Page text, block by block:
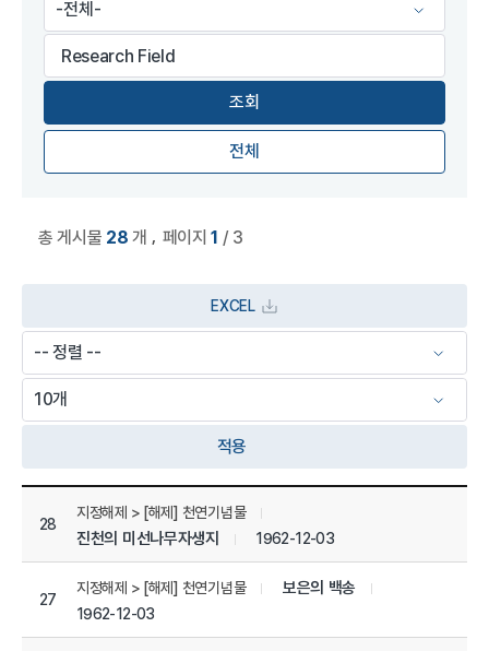
전체
총 게시물 28 개 페이지1 / 3
EXCEL
적용
상세정보 관리목록
28
지정해제 > [해제] 천연기념물
진천의 미선나무자생지 1962-12-03
27
지정해제 > [해제] 천연기념물 보은의 백송
1962-12-03